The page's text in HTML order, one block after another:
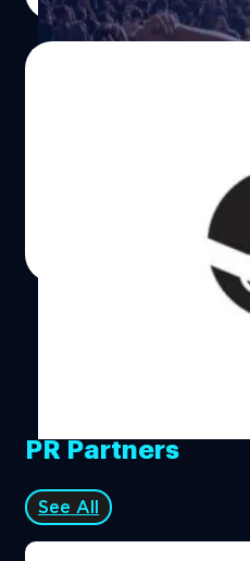
ไทยเองก็เช่นกัน และครั้งนี้
Valve จัดอันดับสาขาต่างๆ ใ
| 2776 days ago
PR Partners
See All